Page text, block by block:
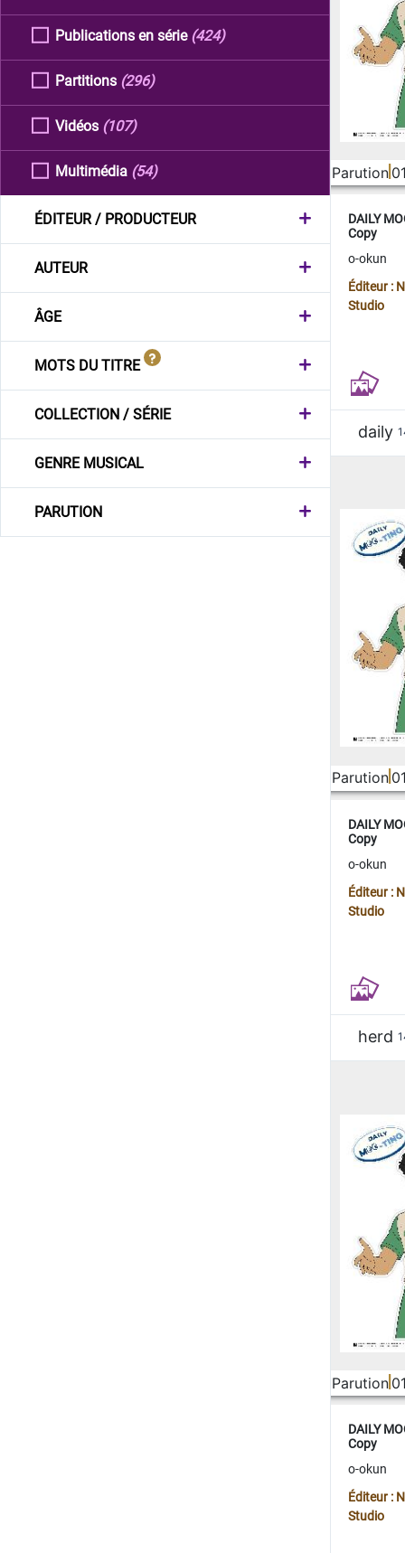
Publications en série (424)
Partitions (296)
Vidéos (107)
Multimédia (54)
ÉDITEUR / PRODUCTEUR
AUTEUR
ÂGE
MOTS DU TITRE
COLLECTION / SÉRIE
GENRE MUSICAL
PARUTION
Parution
DAILY
Copy
o-okun
Éditeur :
Studio
daily
Parution
DAILY
Copy
o-okun
Éditeur :
Studio
herd
Parution
DAILY
Copy
o-okun
Éditeur :
Studio